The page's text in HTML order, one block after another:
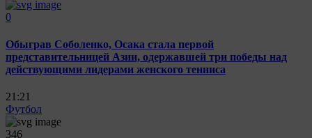
0
Обыграв Соболенко, Осака стала первой
представительницей Азии, одержавшей три победы над
действующими лидерами женского тенниса
21:21
Футбол
346